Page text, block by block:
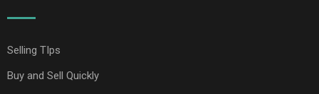
Selling TIps
Buy and Sell Quickly